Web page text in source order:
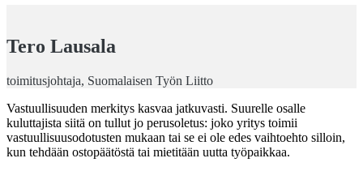
Tero Lausala
toimitusjohtaja, Suomalaisen Työn Liitto
Vastuullisuuden merkitys kasvaa jatkuvasti. Suurelle osalle
kuluttajista siitä on tullut jo perusoletus: joko yritys toimii
vastuullisuusodotusten mukaan tai se ei ole edes vaihtoehto silloin,
kun tehdään ostopäätöstä tai mietitään uutta työpaikkaa.